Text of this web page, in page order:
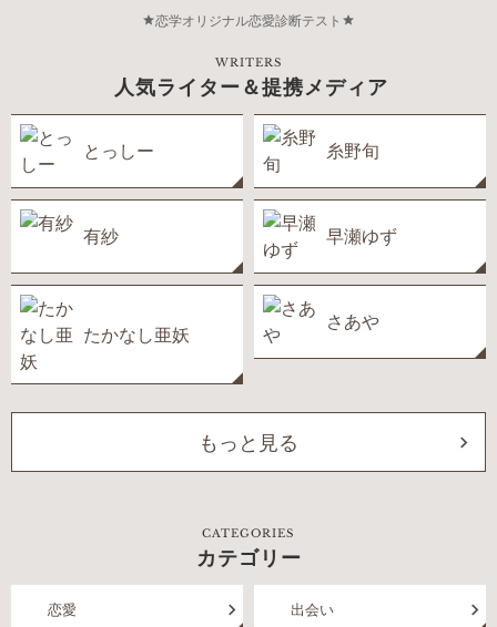
恋学オリジナル恋愛診断テスト
WRITERS
人気ライター＆提携メディア
とっしー 糸野旬
有紗 早瀬ゆず
たかなし亜妖
さあや
もっと見る
CATEGORIES
カテゴリー
恋愛 出会い